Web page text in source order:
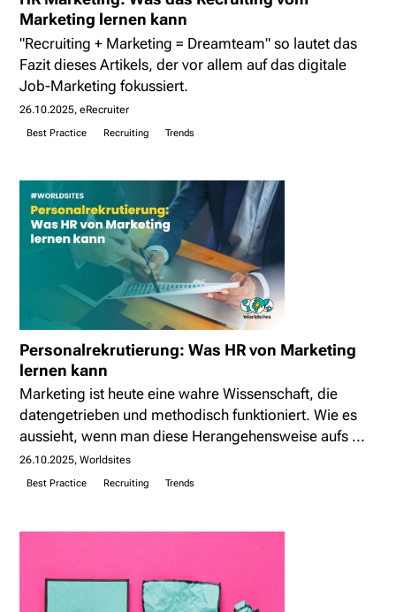
Marketing lernen kann
"Recruiting + Marketing = Dreamteam" so lautet das
Fazit dieses Artikels, der vor allem auf das digitale
Job-Marketing fokussiert.
26.10.2025 eRecruiter
Best Practice Recruiting Trends
Personalrekrutierung: Was HR von Marketing
lernen kann
Marketing ist heute eine wahre Wissenschaft, die
datengetrieben und methodisch funktioniert. Wie es
aussieht, wenn man diese Herangehensweise aufs ...
26.10.2025 Worldsites
Best Practice Recruiting Trends